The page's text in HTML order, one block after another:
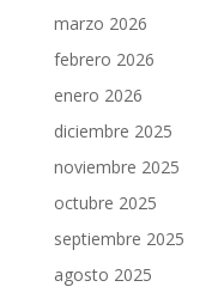
marzo 2026
febrero 2026
enero 2026
diciembre 2025
noviembre 2025
octubre 2025
septiembre 2025
agosto 2025